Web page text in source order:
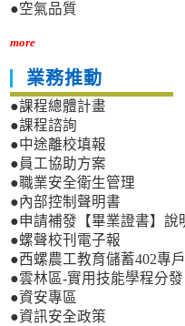
●空氣品質
more
業務推動
●課程總體計畫
●課程諮詢
●中途離校填報
●員工協助方案
●職業安全衛生管理
●內部控制聲明書
●申請補發【畢業證書】說
●螺聲校刊電子報
●西螺農工教育儲蓄402專戶
●雲林區-實用技能學程分發
●資安專區
●資訊安全政策